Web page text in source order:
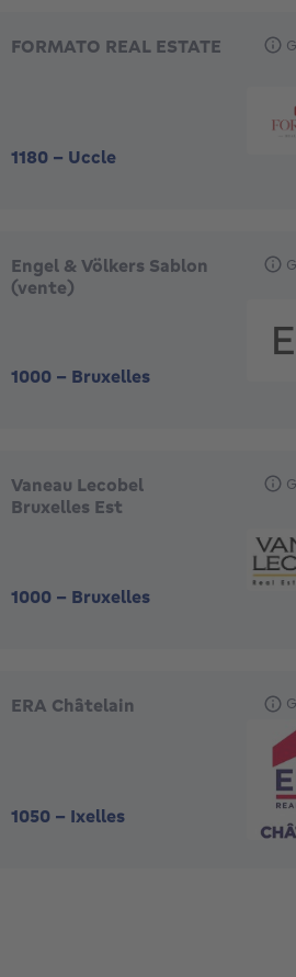
FORMATO REAL ESTATE
1180 - Uccle
Engel & Völkers Sablon
(vente)
1000 - Bruxelles
Vaneau Lecobel
Bruxelles Est
1000 - Bruxelles
ERA Châtelain
1050 - Ixelles